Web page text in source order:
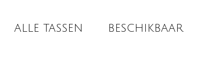
ALLE TASSEN BESCHIKBAAR